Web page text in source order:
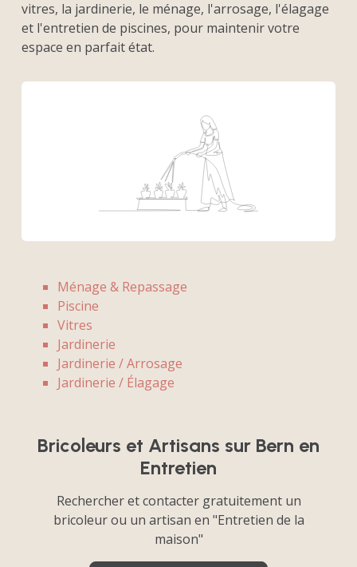
vitres, la jardinerie, le ménage, l'arrosage, l'élagage
et l'entretien de piscines, pour maintenir votre
espace en parfait état.
Ménage & Repassage
Piscine
Vitres
Jardinerie
Jardinerie / Arrosage
Jardinerie / Élagage
Bricoleurs et Artisans sur Bern en
Entretien
Rechercher et contacter gratuitement un
bricoleur ou un artisan en "Entretien de la
maison"